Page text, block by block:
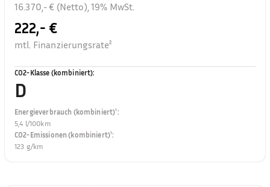
16.370,- € (Netto), 19% MwSt.
222,- €
mtl. Finanzierungsrate²
CO2-Klasse (kombiniert):
D
Energieverbrauch (kombiniert)¹:
5,4 l/100km
CO2-Emissionen (kombiniert)¹:
123 g/km